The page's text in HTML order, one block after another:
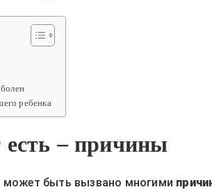
ребенка
есть – причины
может быть вызвано многими